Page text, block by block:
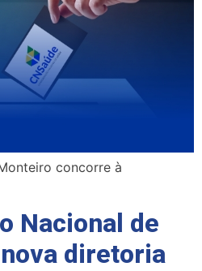
concorre à
Nacional de
diretoria